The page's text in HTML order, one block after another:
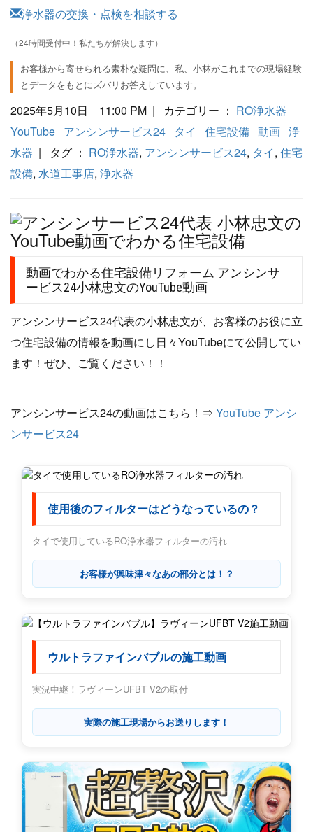
浄水器の交換・点検を相談する
（24時間受付中！私たちが解決します）
お客様から寄せられる素朴な疑問に、私、小林がこれまでの現場経験
とデータをもとにズバリお答えしています。
2025年5月10日 11:00 PM | カテゴリー ： RO浄水器
YouTube アンシンサービス24 タイ 住宅設備 動画 浄
水器 | タグ ： RO浄水器, アンシンサービス24, タイ, 住宅
設備, 水道工事店, 浄水器
動画でわかる住宅設備リフォーム アンシンサ
ービス24小林忠文のYouTube動画
アンシンサービス24代表の小林忠文が、お客様のお役に立
つ住宅設備の情報を動画にし日々YouTubeにて公開してい
ます！ぜひ、ご覧ください！！
アンシンサービス24の動画はこちら！⇒ YouTube アンシ
ンサービス24
使用後のフィルターはどうなっているの？
タイで使用しているRO浄水器フィルターの汚れ
お客様が興味津々なあの部分とは！？
ウルトラファインバブルの施工動画
実況中継！ラヴィーンUFBT V2の取付
実際の施工現場からお送りします！